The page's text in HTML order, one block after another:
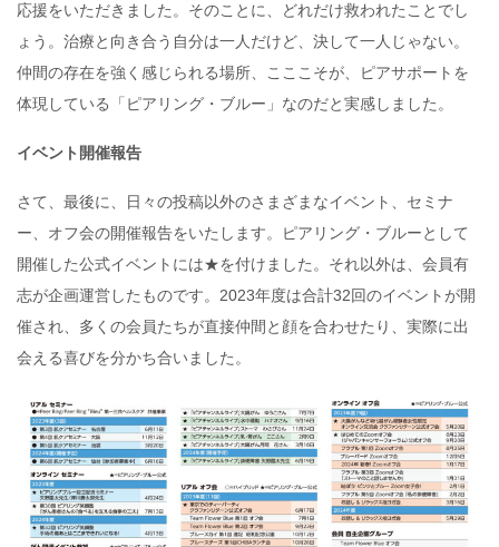
応援をいただきました。そのことに、どれだけ救われたことでし
ょう。治療と向き合う自分は一人だけど、決して一人じゃない。
仲間の存在を強く感じられる場所、こここそが、ピアサポートを
体現している「ピアリング・ブルー」なのだと実感しました。
イベント開催報告
さて、最後に、日々の投稿以外のさまざまなイベント、セミナ
ー、オフ会の開催報告をいたします。ピアリング・ブルーとして
開催した公式イベントには★を付けました。それ以外は、会員有
志が企画運営したものです。2023年度は合計32回のイベントが開
催され、多くの会員たちが直接仲間と顔を合わせたり、実際に出
会える喜びを分かち合いました。